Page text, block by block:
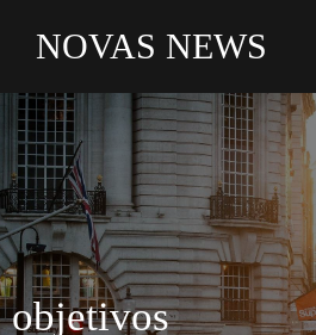
NOVAS NEWS
objetivos